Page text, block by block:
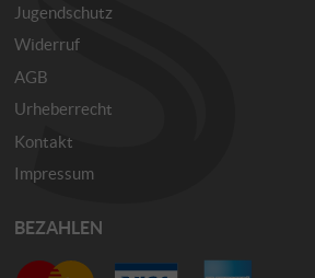
Jugendschutz
Widerruf
AGB
Urheberrecht
Kontakt
Impressum
BEZAHLEN